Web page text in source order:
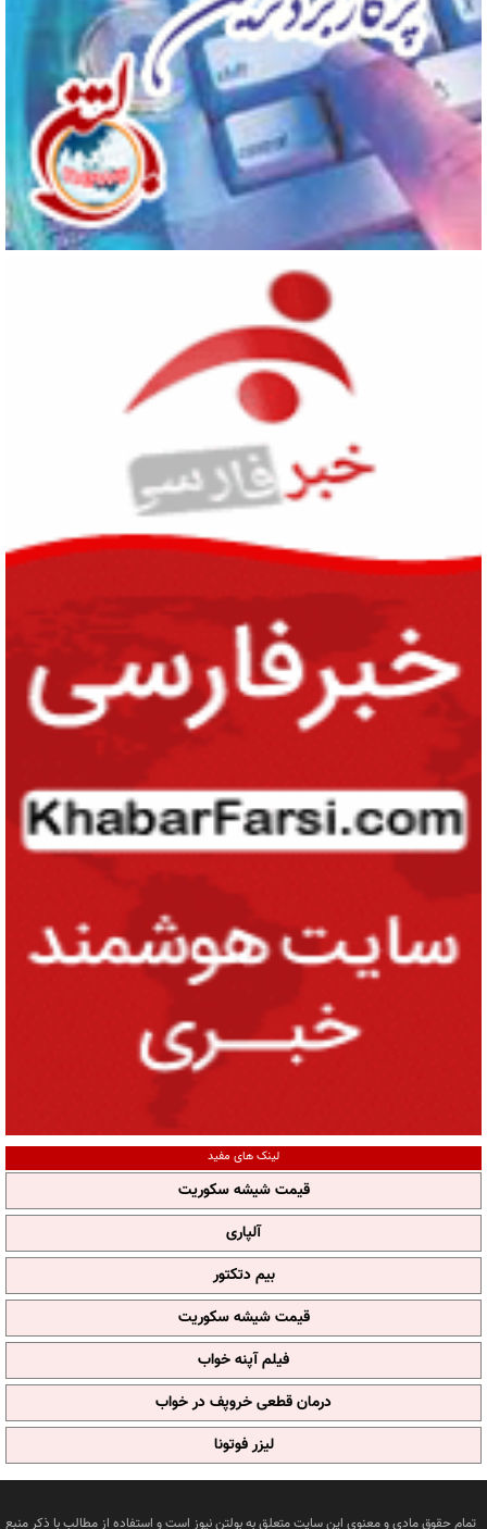
لینک های مفید
قیمت شیشه سکوریت
آلپاری
بیم دتکتور
قیمت شیشه سکوریت
فیلم آپنه خواب
درمان قطعی خروپف در خواب
لیزر فوتونا
تمام حقوق مادی و معنوی این سایت متعلق به بولتن نیوز است و استفاده از مطالب با ذکر منبع